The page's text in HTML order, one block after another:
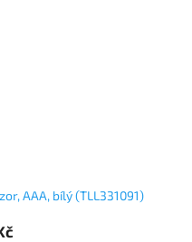
AAA, bílý (TLL331091)